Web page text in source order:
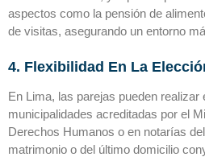
aspectos como la pensión de
de visitas, asegurando un entorno
4. Flexibilidad En La
En Lima, las parejas pueden realizar
municipalidades acreditadas por el
Derechos Humanos o en notarías
matrimonio o del último domicilio